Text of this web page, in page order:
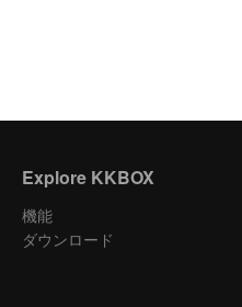
Explore KKBOX
機能
ダウンロード